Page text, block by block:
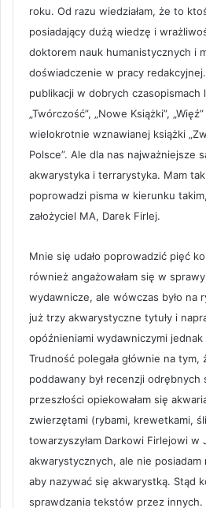
roku. Od razu wiedziałam, że to
posiadający dużą wiedzę i
doktorem nauk humanistycznych i
doświadczenie w pracy
publikacji w dobrych czasopismach
„Twórczość”, „Nowe Książki”,
wielokrotnie wznawianej książki
Polsce”. Ale dla nas najważniejsze
akwarystyka i terrarystyka. Mam
poprowadzi pisma w kierunku
założyciel MA, Darek Firlej.
Mnie się udało poprowadzić pięć
również angażowałam się w
wydawnicze, ale wówczas było na
już trzy akwarystyczne tytuły i
opóźnieniami wydawniczymi jednak
Trudność polegała głównie na tym,
poddawany był recenzji odrębnych
przeszłości opiekowałam się
zwierzętami (rybami, krewetkami,
towarzyszyłam Darkowi Firlejowi w
akwarystycznych, ale nie posiadam
aby nazywać się akwarystką. Stąd
sprawdzania tekstów przez innych.